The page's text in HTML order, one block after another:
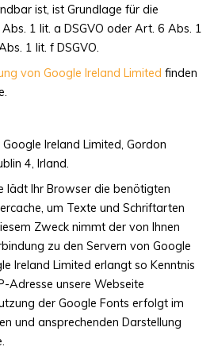
ist, ist Grundlage für die
1 lit. a DSGVO oder Art. 6 Abs. 1
1 lit. f DSGVO.
von Google Ireland Limited finden
Ireland Limited, Gordon
4, Irland.
lädt Ihr Browser die benötigten
um Texte und Schriftarten
Zweck nimmt der von Ihnen
zu den Servern von Google
Ireland Limited erlangt so Kenntnis
Adresse unsere Webseite
der Google Fonts erfolgt im
und ansprechenden Darstellung